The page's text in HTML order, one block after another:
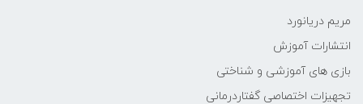
مریم دریانورد
انتشارات آموزش
بازی های آموزشی و شناختی
تجهیزات اختصاصی گفتاردرمانی